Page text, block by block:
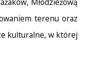
terenu oraz
kulturalne, w której